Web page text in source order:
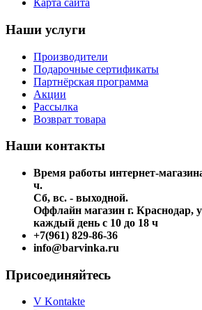
Карта сайта
Наши услуги
Производители
Подарочные сертификаты
Партнёрская программа
Акции
Рассылка
Возврат товара
Наши контакты
Время работы интернет-
ч.
Сб, вс. - выходной.
Оффлайн магазин г. Краснодар,
каждый день с 10 до 18 ч
+7(961) 829-86-36
info@barvinka.ru
Присоединяйтесь
V Kontakte